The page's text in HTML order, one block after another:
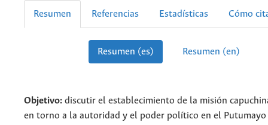
Resumen Referencias Estadísticas Cómo
Resumen (es) Resumen (en)
Objetivo: discutir el establecimiento de la misión
en torno a la autoridad y el poder político en el